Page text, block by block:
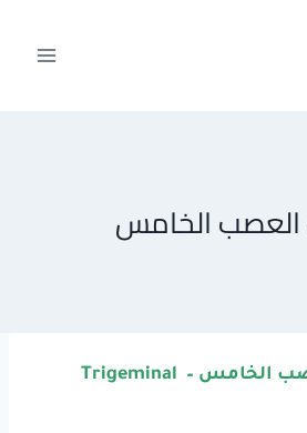
العصب الخامس
ما هو التهاب العصب الخامس – Trigeminal